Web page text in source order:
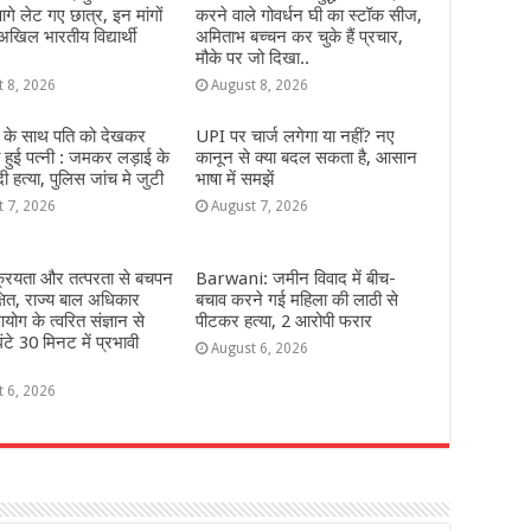
लेट गए छात्र, इन मांगों
भारतीय विद्यार्थी
8, 2026
करने वाले गोवर्धन घी का स्टॉक सीज,
अमिताभ बच्चन कर चुके हैं प्रचार,
मौके पर जो दिखा..
August 8, 2026
साथ पति को देखकर
पत्नी : जमकर लड़ाई के
हत्या, पुलिस जांच मे जुटी
7, 2026
UPI पर चार्ज लगेगा या नहीं? नए
कानून से क्या बदल सकता है, आसान
भाषा में समझें
August 7, 2026
और तत्परता से बचपन
राज्य बाल अधिकार
के त्वरित संज्ञान से
30 मिनट में प्रभावी
6, 2026
Barwani: जमीन विवाद में बीच-
बचाव करने गई महिला की लाठी से
पीटकर हत्या, 2 आरोपी फरार
August 6, 2026